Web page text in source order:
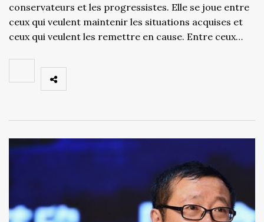
conservateurs et les progressistes. Elle se joue entre
ceux qui veulent maintenir les situations acquises et
ceux qui veulent les remettre en cause. Entre ceux…